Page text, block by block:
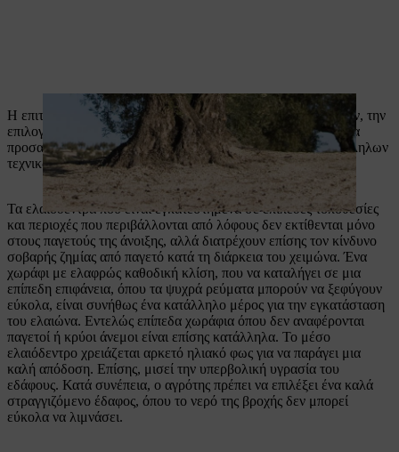
Η επιτυχία ενός ελαιώνα εξαρτάται από το φυσικό περιβάλλον, την
επιλογή κατάλληλου χωραφιού και ποικιλιών που μπορούν να
προσαρμοστούν τοπικά, καθώς και την εφαρμογή των κατάλληλων
τεχνικών καλλιέργειας.
Τα ελαιόδεντρα που είναι εγκατεστημένα σε επίπεδες τοποθεσίες
και περιοχές που περιβάλλονται από λόφους δεν εκτίθενται μόνο
στους παγετούς της άνοιξης, αλλά διατρέχουν επίσης τον κίνδυνο
σοβαρής ζημίας από παγετό κατά τη διάρκεια του χειμώνα. Ένα
χωράφι με ελαφρώς καθοδική κλίση, που να καταλήγει σε μια
επίπεδη επιφάνεια, όπου τα ψυχρά ρεύματα μπορούν να ξεφύγουν
εύκολα, είναι συνήθως ένα κατάλληλο μέρος για την εγκατάσταση
του ελαιώνα. Εντελώς επίπεδα χωράφια όπου δεν αναφέρονται
παγετοί ή κρύοι άνεμοι είναι επίσης κατάλληλα. Το μέσο
ελαιόδεντρο χρειάζεται αρκετό ηλιακό φως για να παράγει μια
καλή απόδοση. Επίσης, μισεί την υπερβολική υγρασία του
εδάφους. Κατά συνέπεια, ο αγρότης πρέπει να επιλέξει ένα καλά
στραγγιζόμενο έδαφος, όπου το νερό της βροχής δεν μπορεί
εύκολα να λιμνάσει.